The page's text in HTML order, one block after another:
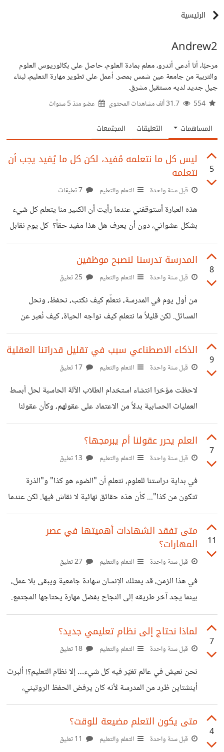
الرئيسية
Andrew2
مرحبًا، أنا أدعى أندرو، معلم بمادة العلوم، حاصل على بكالوريوس العلوم
والتربية من جامعة عين شمس بمصر. أعمل على تطوير مهارة التعليم، لبناء
جيل جديد لديه مستقبل مشرق.
عضو منذ5 سنوات
المساهمات التعليقات المجتمعات
5
ليس كل ما نتعلمه مُفيد، لكن كل ما يُفيد يجب أن
نتعلمه
قبل سنة واحدة التعلم والتعليم
هذه العبارة أستوقفني عندما رأيت أن الكثير منا يتعلم كل شيء
بشكل عشوائي، دون أن يعرف هل هذا مفيد حقاً؟ كل يوم نقابل
إعلانات لدورات، ونصائح متضاربة من أشخاص نجحوا بطرق
مختلفة. وعند محاولة تقليدهم نجد أن ما تعلموه ليصبحوا
ناجحين غير مناسب مع إحتياجتنا. على سبيل المثال شخص
يعمل في مجال التعليم، ويريد تطوير نفسه. هل عليه أن يتعلم
البرمجة لأنها مطلوبة في سوق العمل؟ أم أن يركز على
استراتيجيات التدريس، وإدارة الصف، والتواصل الجيد؟ برأيك،
كيف يمكن للإنسان
8
المدرسة تدرسنا لنصبح موظفين
قبل سنة واحدة التعلم والتعليم
من أول يوم في المدرسة، نتعلّم كيف نكتب، نحفظ، ونحل
المسائل. لكن قليلاً ما نتعلم كيف نواجه الحياة، كيف نُعبر عن
أفكارنا، أو كيف نكتشف ما نُحب وما نريد. أغلب المناهج تجهزنا
لنكون موظفين: نلتزم بالمواعيد، ننجز المطلوب، ونتبع التعليمات.
لكن الحياة أكبر من وظيفة... الحياة تحتاج إلى من يفكر، يبدع،
على كيف نعيش، أم كيف نعمل؟
9
الذكاء الاصطناعي سبب في تقليل قدراتنا العقلية
قبل سنة واحدة التعلم والتعليم
لاحظت مؤخرا انتشاء استخدام الطلاب الآلة الحاسبة لحل أبسط
العمليات الحسابية بدلاً من الاعتماد على عقولهم، وكأن عقولنا
بدأت تستقيل من أداء مهامها الأساسية. وما الحاسبة إلا البداية...
فاليوم، تتولى برامج الذكاء الاصطناعي صياغة الكلمات، اقتراح
الأفكار، بل وأحياناً اتخاذ القرار بدلاً منا. وشيئاً فشيئاً، نُسلم عقولنا
"الارتياح العقلي" خطوة نحو ضمور قدراتنا العقلية، وفقدان
القدرة على التفكير النقدي والإبداعي؟
7
العلم يحرر عقولنا أم يبرمجها؟
قبل سنة واحدة التعلم والتعليم
في بداية دراستنا للعلوم، نتعلم أن "الضوء هو كذا" و"الذرة
تتكون من كذا"... كأن هذه حقائق نهائية لا نقاش فيها. لكن عندما
ننظر إلى التاريخ العلمي، نكتشف أمر مختلف تماماً. قديماً، اعتقد
العلماء أن الضوء جسيم مادي. ثم قالوا: لا، إنه موجة. ثم جاء
بلانك وأينشتاين وقالا: الضوء طاقة على شكل فوتونات. واليوم،
نعلم أن الضوء يمكن أن يتصرف كموجة أو جسيم حسب طريقة
الرصد. بل وتمكن العلماء من إبطاء الضوء، بل وحتى "إيقافه
مؤقتاً" في ظروف خاصة جداً. فإذا
11
متى تفقد الشهادات أهميتها في عصر
المهارات؟
قبل سنة واحدة التعلم والتعليم
في هذا الزمن، قد يمتلك الإنسان شهادة جامعية ويبقى بلا عمل،
بينما يجد آخر طريقه إلى النجاح بفضل مهارة يحتاجها المجتمع.
فكثير من الناس اليوم لا يسألون عن المؤهل، بل يسألون: "هل
تستطيع إنجاز هذا العمل؟". كما أصبحنا نرى أشخاص يعملون من
المنزل، أو يقدمون خدماتهم عبر الإنترنت، ويكسبون رزقهم
يعني أن الشهادات بلا قيمة، لكنها لم تعد كافية وحدها. برأيك، ما
الذي يجب أن نعتمد عليه اليوم لبناء
7
لماذا نحتاج إلى نظام تعليمي جديد؟
قبل سنة واحدة التعلم والتعليم
نحن نعيش في عالم تغيّر فيه كل شيء… إلا نظام التعليم؟! ألبرت
أينشتاين طُرد من المدرسة لأنه كان يرفض الحفظ الروتيني،
وكان يحب طرح أسئلة تتحدى المعلمين. ستيف جوبز ترك
الجامعة لأنه لم يجد فيها ما يلبي فضوله الحقيقي، ومع ذلك غيّر
العالم بالتكنولوجيا التي أبدعها. إذا كان نظام التعليم يضيّع أمثال
4
متى يكون التعلم مضيعة للوقت؟
قبل سنة واحدة التعلم والتعليم